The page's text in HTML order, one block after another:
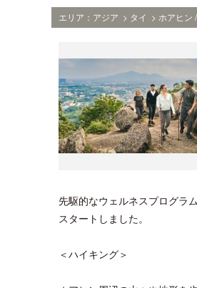
エリア：アジア > タイ > ホアヒン
先駆的なウェルネスプログラ
スタートしました。
＜ハイキング＞